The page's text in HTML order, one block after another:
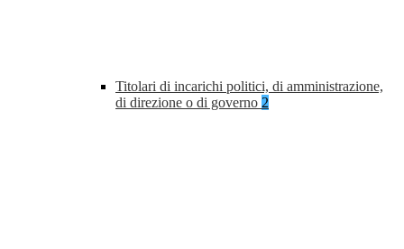
Titolari di incarichi politici, di amministrazione,
di direzione o di governo 2